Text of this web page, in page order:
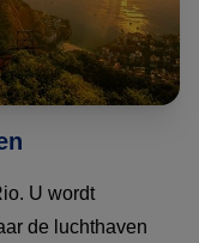
U wordt
de luchthaven